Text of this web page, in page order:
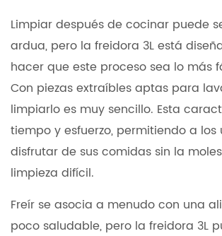
Limpiar después de cocinar puede
ardua, pero la freidora 3L está
hacer que este proceso sea lo más
Con piezas extraíbles aptas para
limpiarlo es muy sencillo. Esta
tiempo y esfuerzo, permitiendo a los
disfrutar de sus comidas sin la
limpieza difícil.
Freír se asocia a menudo con una
poco saludable, pero la freidora 3L